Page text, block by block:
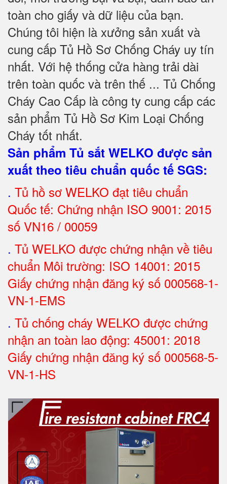
toàn cho giấy và dữ liệu của bạn.
Chúng tôi hiện là xưởng sản xuất và
cung cấp Tủ Hồ Sơ Chống Cháy uy tín
nhất. Với hệ thống cửa hàng trải dài
trên toàn quốc và trên thế ... Tủ Chống
Cháy Cao Cấp là công ty cung cấp các
sản phẩm Tủ Hồ Sơ Kim Loại Chống
Cháy tốt nhất.
Sản phẩm Tủ sắt WELKO được sản
xuất theo tiêu chuẩn quốc tế SGS:
. Tủ hồ sơ WELKO đạt tiêu chuẩn
Quốc tế: Chứng nhận ISO 9001: 2015
số VN16 / 00059
. Tủ WELKO được chứng nhận về tiêu
chuẩn Môi trường: ISO 14001: 2015
Giấy chứng nhận đăng ký số 000568-1-
VN-1-EMS
. Tủ chống cháy WELKO được chứng
nhận an toàn lao động: 45001: 2018
Giấy chứng nhận đăng ký số 000568-5-
VN-1-HS